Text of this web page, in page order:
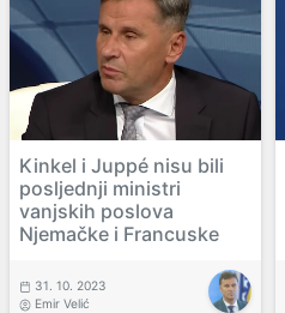
Kinkel i Juppé nisu bili
posljednji ministri
vanjskih poslova
Njemačke i Francuske
31. 10. 2023
Emir Velić